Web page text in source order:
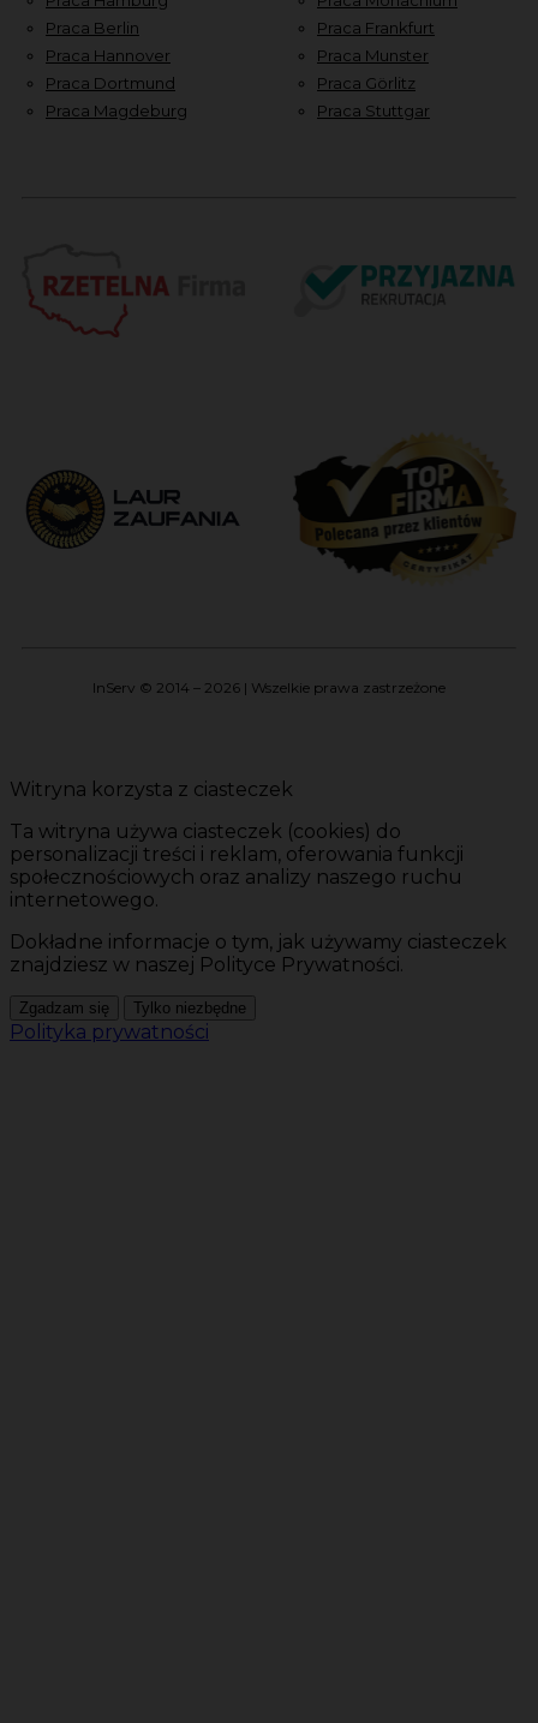
Praca Berlin
Praca Hannover
Praca Dortmund
Praca Magdeburg
Praca Frankfurt
Praca Munster
Praca Görlitz
Praca Stuttgar
InServ © 2014 – 2026 | Wszelkie prawa zastrzeżone
Witryna korzysta z ciasteczek
Ta witryna używa ciasteczek (cookies) do
personalizacji treści i reklam, oferowania funkcji
społecznościowych oraz analizy naszego ruchu
internetowego.
Dokładne informacje o tym, jak używamy ciasteczek
znajdziesz w naszej Polityce Prywatności.
Zgadzam się Tylko niezbędne
Polityka prywatności